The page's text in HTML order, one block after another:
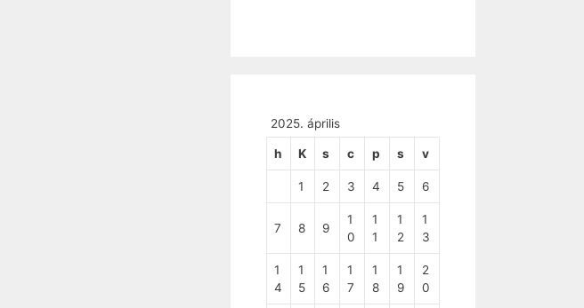
2025. április
h K s c p s v
1 2 3 4 5 6
7 8 9
1
0
1
1
1
2
1
3
1
4
1
5
1
6
1
7
1
8
1
9
2
0